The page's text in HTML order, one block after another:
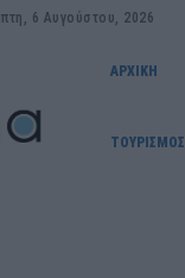
6 Αυγούστου, 2026
ΑΡΧΙΚΗ
ΤΟΥΡΙΣΜΟΣ